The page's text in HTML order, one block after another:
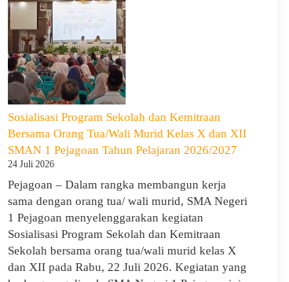
Anak
Nasional
2026,
SMA
Negeri
1
Pejagoan
Gelar
Deklarasi
Integritas
Pembukaan
LDDK
Sosialisasi Program Sekolah dan Kemitraan
Bersama Orang Tua/Wali Murid Kelas X dan XII
SMAN 1 Pejagoan Tahun Pelajaran 2026/2027
24 Juli 2026
Pejagoan – Dalam rangka membangun kerja
sama dengan orang tua/ wali murid, SMA Negeri
1 Pejagoan menyelenggarakan kegiatan
Sosialisasi Program Sekolah dan Kemitraan
Sekolah bersama orang tua/wali murid kelas X
dan XII pada Rabu, 22 Juli 2026. Kegiatan yang